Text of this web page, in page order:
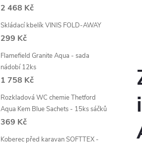
2 468 Kč
Skládací kbelík VINIS FOLD-AWAY
299 Kč
Flamefield Granite Aqua - sada
nádobí 12ks
1 758 Kč
Rozkladová WC chemie Thetford
Aqua Kem Blue Sachets - 15ks sáčků
369 Kč
Koberec před karavan SOFTTEX -